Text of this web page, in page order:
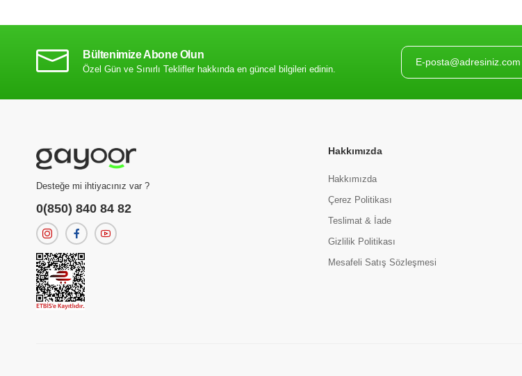
Bültenimize Abone Olun
Özel Gün ve Sınırlı Teklifler hakkında en güncel bilgileri edinin.
Desteğe mi ihtiyacınız var ?
0(850) 840 84 82
Hakkımızda
Hakkımızda
Çerez Politikası
Teslimat & İade
Gizlilik Politikası
Mesafeli Satış Sözleşmesi